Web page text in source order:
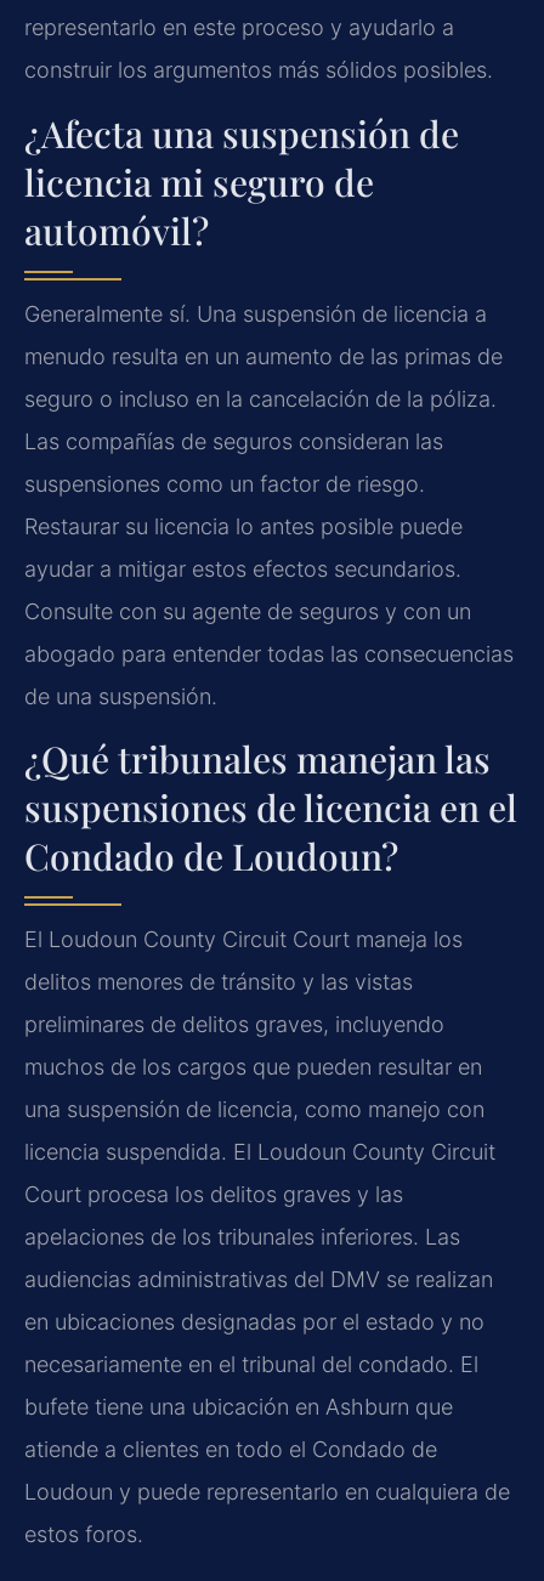
representarlo en este proceso y ayudarlo a
construir los argumentos más sólidos posibles.
¿Afecta una suspensión de
licencia mi seguro de
automóvil?
Generalmente sí. Una suspensión de licencia a
menudo resulta en un aumento de las primas de
seguro o incluso en la cancelación de la póliza.
Las compañías de seguros consideran las
suspensiones como un factor de riesgo.
Restaurar su licencia lo antes posible puede
ayudar a mitigar estos efectos secundarios.
Consulte con su agente de seguros y con un
abogado para entender todas las consecuencias
de una suspensión.
¿Qué tribunales manejan las
suspensiones de licencia en el
Condado de Loudoun?
El Loudoun County Circuit Court maneja los
delitos menores de tránsito y las vistas
preliminares de delitos graves, incluyendo
muchos de los cargos que pueden resultar en
una suspensión de licencia, como manejo con
licencia suspendida. El Loudoun County Circuit
Court procesa los delitos graves y las
apelaciones de los tribunales inferiores. Las
audiencias administrativas del DMV se realizan
en ubicaciones designadas por el estado y no
necesariamente en el tribunal del condado. El
bufete tiene una ubicación en Ashburn que
atiende a clientes en todo el Condado de
Loudoun y puede representarlo en cualquiera de
estos foros.